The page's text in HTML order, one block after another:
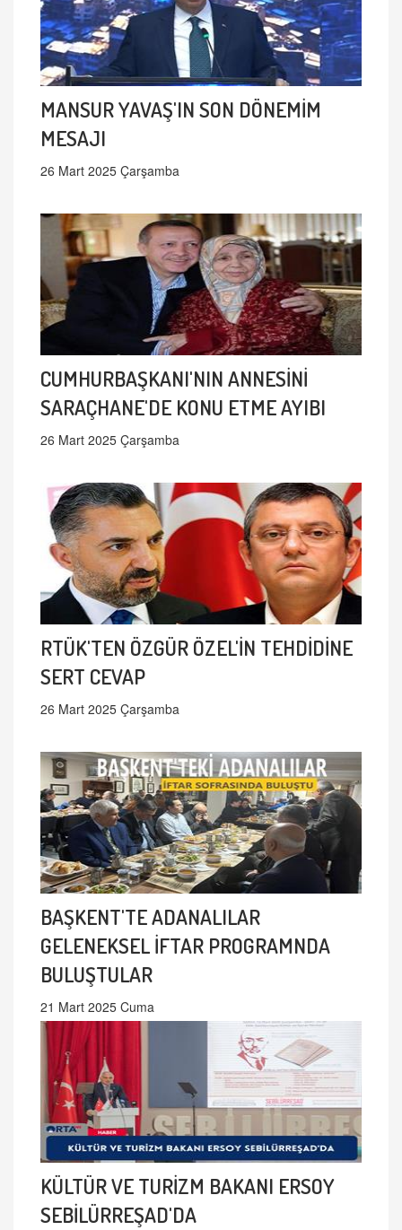
MANSUR YAVAŞ'IN SON DÖNEMİM
MESAJI
26 Mart 2025 Çarşamba
CUMHURBAŞKANI'NIN ANNESİNİ
SARAÇHANE'DE KONU ETME AYIBI
26 Mart 2025 Çarşamba
RTÜK'TEN ÖZGÜR ÖZEL'İN TEHDİDİNE
SERT CEVAP
26 Mart 2025 Çarşamba
BAŞKENT'TE ADANALILAR
GELENEKSEL İFTAR PROGRAMNDA
BULUŞTULAR
21 Mart 2025 Cuma
KÜLTÜR VE TURİZM BAKANI ERSOY
SEBİLÜRREŞAD'DA